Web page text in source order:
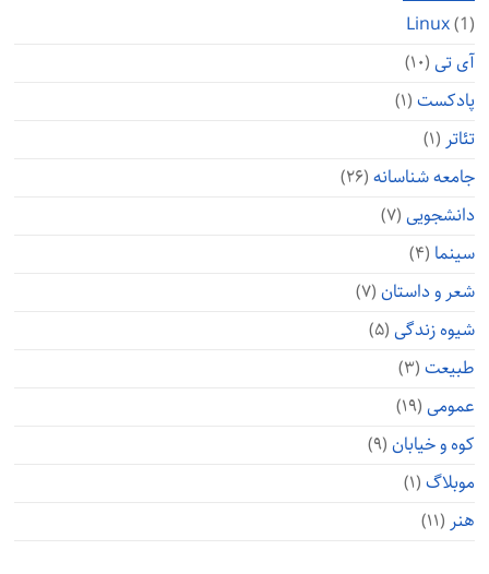
Linux(1)
آی تی(۱۰)
پادکست(۱)
تئاتر (۱)
جامعه شناسانه(۲۶)
دانشجویی(۷)
سینما (۴)
شعر و داستان(۷)
شیوه زندگی(۵)
طبیعت(۳)
عمومی(۱۹)
کوه و خیابان(۹)
موبلاگ(۱)
هنر (۱۱)